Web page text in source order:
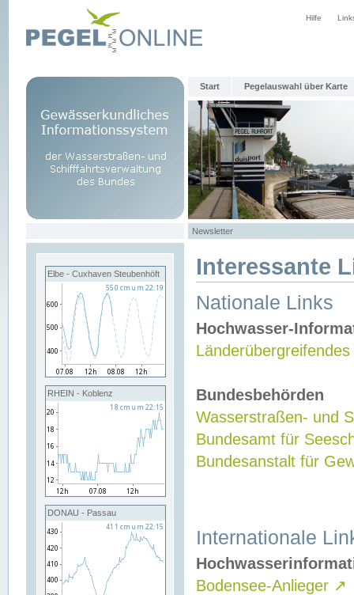
Hilfe
Start Pegelauswahl über Karte
Newsletter
Elbe - Cuxhaven Steubenhöft
RHEIN - Koblenz
DONAU - Passau
Interessante
Nationale Links
Hochwasser-
Bundesbehörden
Wasserstraßen- und
Bundesamt für
Bundesanstalt für
Internationale
Bodensee-Anlieger ↗